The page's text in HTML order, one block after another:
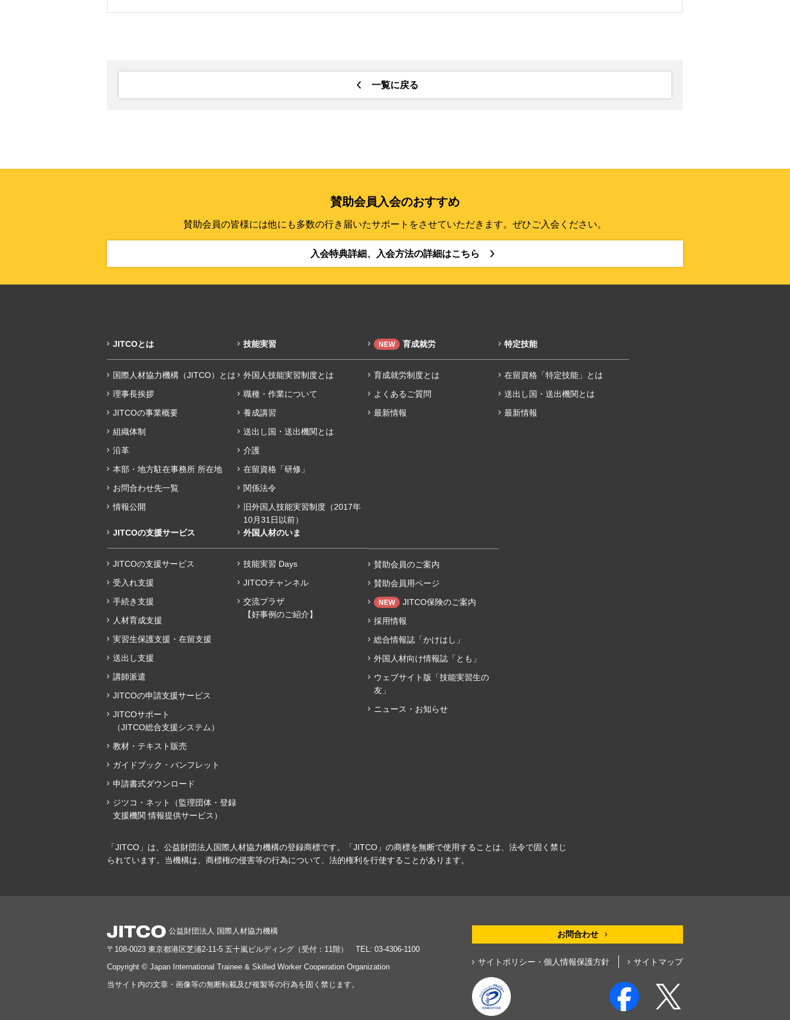
一覧に戻る
賛助会員入会のおすすめ
賛助会員の皆様には他にも多数の行き届いたサポートをさせていただきます。ぜひご入会ください。
入会特典詳細、入会方法の詳細はこちら
JITCOとは
国際人材協力機構（JITCO）とは
理事長挨拶
JITCOの事業概要
組織体制
沿革
本部・地方駐在事務所 所在地
お問合わせ先一覧
情報公開
技能実習
外国人技能実習制度とは
職種・作業について
養成講習
送出し国・送出機関とは
介護
在留資格「研修」
関係法令
旧外国人技能実習制度（2017年
10月31日以前）
NEW 育成就労
育成就労制度とは
よくあるご質問
最新情報
特定技能
在留資格「特定技能」とは
送出し国・送出機関とは
最新情報
JITCOの支援サービス
JITCOの支援サービス
受入れ支援
手続き支援
人材育成支援
実習生保護支援・在留支援
送出し支援
講師派遣
JITCOの申請支援サービス
JITCOサポート
（JITCO総合支援システム）
教材・テキスト販売
ガイドブック・パンフレット
申請書式ダウンロード
ジツコ・ネット（監理団体・登録
支援機関 情報提供サービス）
外国人材のいま
技能実習 Days
JITCOチャンネル
交流プラザ
【好事例のご紹介】
賛助会員のご案内
賛助会員用ページ
NEW
JITCO保険のご案内
採用情報
総合情報誌「かけはし」
外国人材向け情報誌「とも」
ウェブサイト版「技能実習生の
友」
ニュース・お知らせ
「JITCO」は、公益財団法人国際人材協力機構の登録商標です。「JITCO」の商標を無断で使用することは、法令で固く禁じ
られています。当機構は、商標権の侵害等の行為について、法的権利を行使することがあります。
公益財団法人 国際人材協力機構
〒108-0023 東京都港区芝浦2-11-5 五十嵐ビルディング（受付：11階） TEL: 03-4306-1100
Copyright © Japan International Trainee & Skilled Worker Cooperation Organization
当サイト内の文章・画像等の無断転載及び複製等の行為を固く禁じます。
お問合わせ
サイトポリシー・個人情報保護方針 サイトマップ